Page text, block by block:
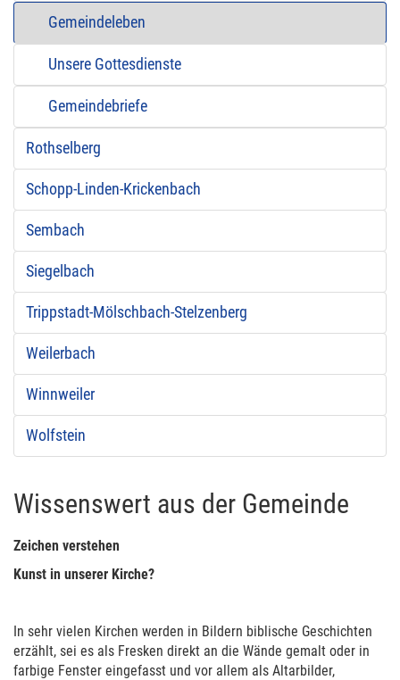
Gemeindeleben
Unsere Gottesdienste
Gemeindebriefe
Rothselberg
Schopp-Linden-Krickenbach
Sembach
Siegelbach
Trippstadt-Mölschbach-Stelzenberg
Weilerbach
Winnweiler
Wolfstein
Wissenswert aus der Gemeinde
Zeichen verstehen
Kunst in unserer Kirche?
In sehr vielen Kirchen werden in Bildern biblische Geschichten
erzählt, sei es als Fresken direkt an die Wände gemalt oder in
farbige Fenster eingefasst und vor allem als Altarbilder,